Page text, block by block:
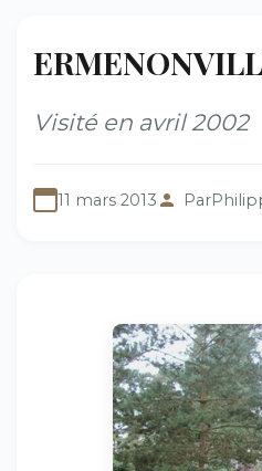
Visité en avril 2002
11 mars 2013 Par